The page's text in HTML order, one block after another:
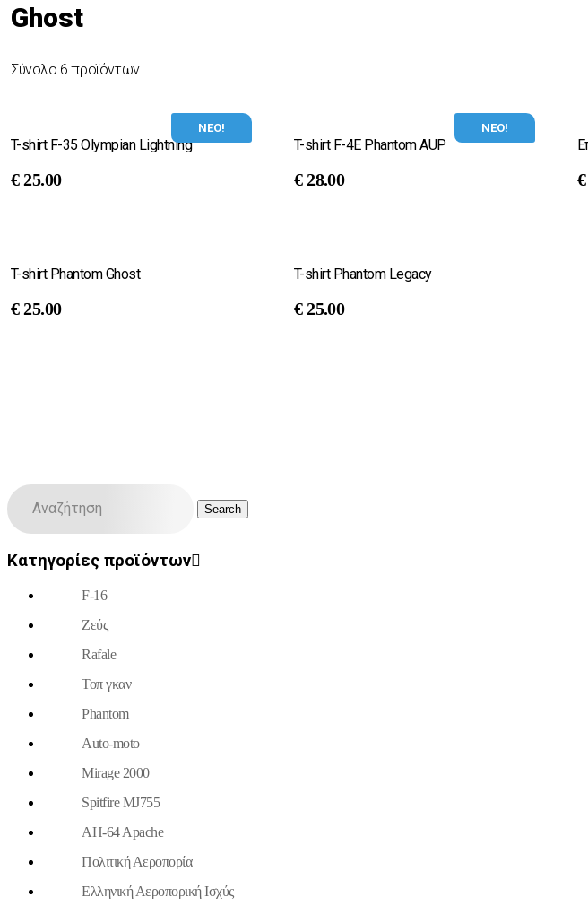
Ghost
Σύνολο 6 προϊόντων
ΝΕΟ!
T-shirt F-35 Olympian Lightning
€ 25.00
ΝΕΟ!
T-shirt F-4E Phantom AUP
€ 28.00 €
T-shirt Phantom Ghost
€ 25.00
T-shirt Phantom Legacy
€ 25.00
Κατηγορίες προϊόντων
F-16
Ζεύς
Rafale
Τοπ γκαν
Phantom
Auto-moto
Mirage 2000
Spitfire MJ755
AH-64 Apache
Πολιτική Αεροπορία
Ελληνική Αεροπορική Ισχύς